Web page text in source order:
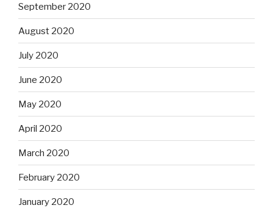
September 2020
August 2020
July 2020
June 2020
May 2020
April 2020
March 2020
February 2020
January 2020